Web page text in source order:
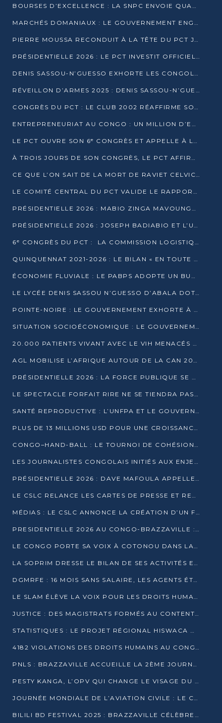
BOURSES D’EXCELLENCE : LA SNPC ENVOIE QUATRE NOUVEAUX TALENTS CONGOLAIS SE FORMER À BAKOU
MARCHÉS DOMANIAUX : LE GOUVERNEMENT ENGAGE LA STRUCTURATION DES TAXES D’ASSAINISSEMENT
PIERRE MOUSSA RECONDUIT À LA TÊTE DU PCT JUSQU’EN 2031
PRÉSIDENTIELLE 2026 : LE PCT INVESTIT OFFICIELLEMENT DENIS SASSOU NGUESSO
DENIS SASSOU-N’GUESSO EXHORTE LES CONGOLAIS À L’UNITÉ ET AU FAIR-PLAY DÉMOCRATIQUE EN 2026
RÉVEILLON D’ARMES 2025 : DENIS SASSOU-N’GUESSO GARANTIT DES ÉLECTIONS 2026 PAISIBLES ET SÉCURISÉES
CONGRÈS DU PCT : LE CLUB 2002 RÉAFFIRME SON SOUTIEN À DENIS SASSOU-N’GUESSO POUR 2026
ENTREPRENEURIAT AU CONGO : UN MILLION D’EUROS POUR FINANCER LES STARTUPS DÈS 2026
LE PCT OUVRE SON 6ᵉ CONGRÈS ET APPELLE À LA CANDIDATURE DE DENIS SASSOU NGUESSO
À TROIS JOURS DE SON CONGRÈS, LE PCT AFFIRME AVOIR ATTEINT TOUS SES OBJECTIFS
CE QUE L’ON SAIT DE LA MORT DE RAVIET CELVIC N’TSIANTSIE
LE COMITÉ CENTRAL DU PCT VALIDE LE RAPPORT DU CONGRÈS ET SOUTIENT DENIS SASSOU N’GUESSO
PRÉSIDENTIELLE 2026 : MABIO ZINGA MAVOUNGOU DÉCLARE SA CANDIDATURE ET CHARGE LE BILAN DU PCT
PRÉSIDENTIELLE 2026 : JOSEPH BADIABIO ET L’UDH-YUKI JOUENT LA PRUDENCE
6ᵉ CONGRÈS DU PCT : LA COMMISSION LOGISTIQUE ASSURE LA DISTRIBUTION DES KITS
QUINQUENNAT 2021-2026 : LE BILAN « EN TOUTE TRANSPARENCE » PRÉSENTÉ À LA PRESSE
ÉCONOMIE FLUVIALE : LE PABPS ADOPTE UN BUDGET 2026 DE PLUS DE 2,7 MILLIARDS FCFA
LE LYCÉE DENIS SASSOU N’GUESSO D’ABALA DOTÉ D’UNE SALLE MULTIMÉDIA
POINTE-NOIRE : LE GOUVERNEMENT EXHORTE À UN USAGE RESPONSABLE DU NOUVEAU MATÉRIEL MUNICIPAL
SITUATION SOCIOÉCONOMIQUE : LE GOUVERNEMENT INTERPELLÉ DEVANT LE SÉNAT
20.000 PATIENTS VIVANT AVEC LE VIH MENACÉS D’ARRÊT DE TRAITEMENT
AGL MOBILISE L’AFRIQUE AUTOUR DE LA CAN 2025
PRÉSIDENTIELLE 2026 : LA FORCE PUBLIQUE SE PRÉPARE À SÉCURISER LE SCRUTIN
LE SPECTACLE FORFAIT RIRE NE SE TIENDRA PAS LE 1ER JANVIER
SANTÉ REPRODUCTIVE : L’UNFPA ET LE GOUVERNEMENT AFFINENT LES PRIORITÉS DE 2026
PLUS DE 13 MILLIONS USD POUR UNE CROISSANCE VERTE ET SOUVERAINE
CONGO–HAND-BALL : LE TOURNOI DE COHÉSION ET DE FRATERNITÉ ALLUME SES LAMPIONS À BRAZZAVILLE
LES JOURNALISTES CONGOLAIS INITIÉS AUX ENJEUX DE L’ÉCONOMIE BLEUE
PRÉSIDENTIELLE 2026 : DAVE MAFOULA APPELLE LES CONGOLAIS À UN « NOUVEAU DÉPART »
LE CSLC RELANCE LES CARTES DE PRESSE ET RECONNAÎT OFFICIELLEMENT LES MÉDIAS EN LIGNE
MÉDIAS : LE CSLC ANNONCE LA CRÉATION D’UN FONDS D’APPUI À LA PRESSE
PRESIDENTIELLE 2026 AU CONGO-BRAZZAVILLE : UN CASTING ÉLARGI
LE CONGO PORTE SA VOIX À COTONOU DANS LA LUTTE CONTRE LA TUBERCULOSE
LA SOPRIM DRESSE LE BILAN DE SES ACTIVITÉS ET FIXE DE NOUVELLES PRIORITÉS
DGMRFE : 16 MOIS SANS SALAIRE, LES AGENTS ÉTOUFFENT DANS LE SILENCE
LE SLAM ÉLÈVE LA VOIX POUR LES DROITS HUMAINS À BRAZZAVILLE
JUSTICE : DES MAGISTRATS FORMÉS AU CONTENTIEUX DE LA PROPRIÉTÉ INTELLECTUELLE
STATISTIQUES : LE PROJET RÉGIONAL HISWACA OFFICIELLEMENT LANCÉ AU CONGO
4182 VIOLATIONS DES DROITS HUMAINS AU CONGO EN 2025 SELON LE CAD
PNLS : BRAZZAVILLE ACCUEILLE LA 2ÈME JOURNÉE SCIENTIFIQUE SUR LE VIH/SIDA
PESTY KANGA, L’OPV QUI CHANGE LE VISAGE DU REPORTAGE AU CONGO
JOURNÉE MONDIALE DE L’AVIATION CIVILE : LE CONGO MISE SUR L’INNOVATION ET LA SÉCURITÉ
BILILI BD FESTIVAL 2025 : BRAZZAVILLE CÉLÈBRE DIX ANS DE CRÉATION GRAPHIQUE AFRICAINE